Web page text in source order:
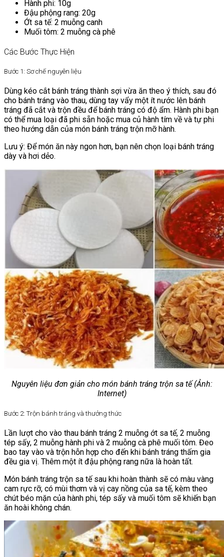
Hành phi: 10g
Đậu phộng rang: 20g
Ớt sa tế: 2 muỗng canh
Muối tôm: 2 muỗng cà phê
Các Bước Thực Hiện
Bước 1: Sơ chế nguyên liệu
Dùng kéo cắt bánh tráng thành sợi vừa ăn theo ý thích, sau đó
cho bánh tráng vào thau, dùng tay vẩy một ít nước lên bánh
tráng đã cắt và trộn đều để bánh tráng có độ ẩm. Hành phi bạn
có thể mua loại đã phi sẵn hoặc mua củ hành tím về và tự phi
theo hướng dẫn của món bánh tráng trộn mỡ hành.
Lưu ý: Để món ăn này ngon hơn, bạn nên chọn loại bánh tráng
dày và hơi dẻo.
Nguyên liệu đơn giản cho món bánh tráng trộn sa tế (Ảnh:
Internet)
Bước 2: Trộn bánh tráng và thưởng thức
Lần lượt cho vào thau bánh tráng 2 muỗng ớt sa tế, 2 muỗng
tép sấy, 2 muỗng hành phi và 2 muỗng cà phê muối tôm. Đeo
bao tay vào và trộn hỗn hợp cho đến khi bánh tráng thấm gia
đều gia vị. Thêm một ít đậu phộng rang nữa là hoàn tất.
Món bánh tráng trộn sa tế sau khi hoàn thành sẽ có màu vàng
cam rực rỡ, có mùi thơm và vị cay nồng của sa tế, kèm theo
chút béo mặn của hành phi, tép sấy và muối tôm sẽ khiến bạn
ăn hoài không chán.